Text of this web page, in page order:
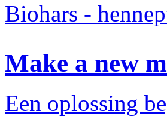
Biohars -
Make a new
Een oplossing